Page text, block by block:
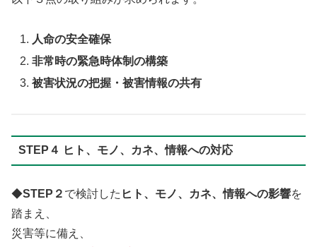
人命の安全確保
非常時の緊急時体制の構築
被害状況の把握・被害情報の共有
STEP４ ヒト、モノ、カネ、情報への対応
◆STEP２ で検討した ヒト、モノ、カネ、情報への影響を
踏まえ、
災害等に備え、